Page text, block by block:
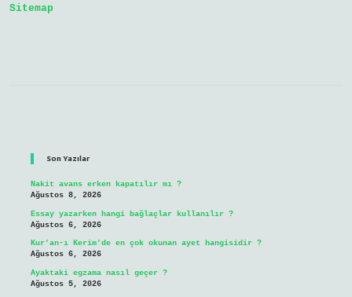
Sitemap
Son Yazılar
Nakit avans erken kapatılır mı ?
Ağustos 8, 2026
Essay yazarken hangi bağlaçlar kullanılır ?
Ağustos 6, 2026
Kur’an-ı Kerim’de en çok okunan ayet hangisidir ?
Ağustos 6, 2026
Ayaktaki egzama nasıl geçer ?
Ağustos 5, 2026